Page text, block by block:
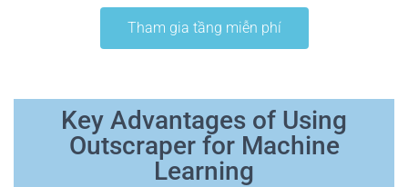
Tham gia tầng miễn phí
Key Advantages of Using
Outscraper for Machine
Learning